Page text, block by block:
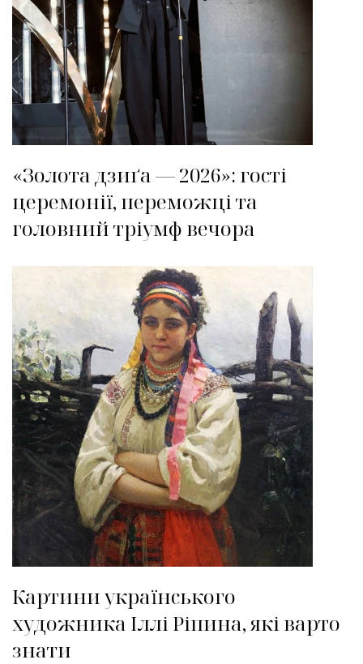
«Золота дзиґа — 2026»: гості
церемонії, переможці та
головний тріумф вечора
Картини українського
художника Іллі Ріпина, які варто
знати